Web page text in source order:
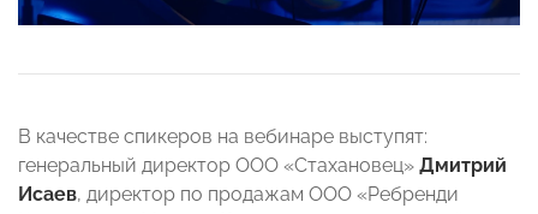
В качестве спикеров на вебинаре выступят:
генеральный директор ООО «Стахановец» Дмитрий
Исаев, директор по продажам ООО «Ребренди